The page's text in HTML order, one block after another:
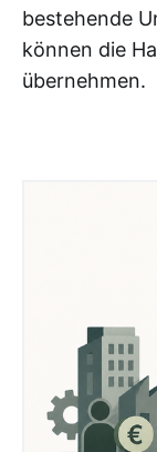
bestehende
können die
übernehmen.